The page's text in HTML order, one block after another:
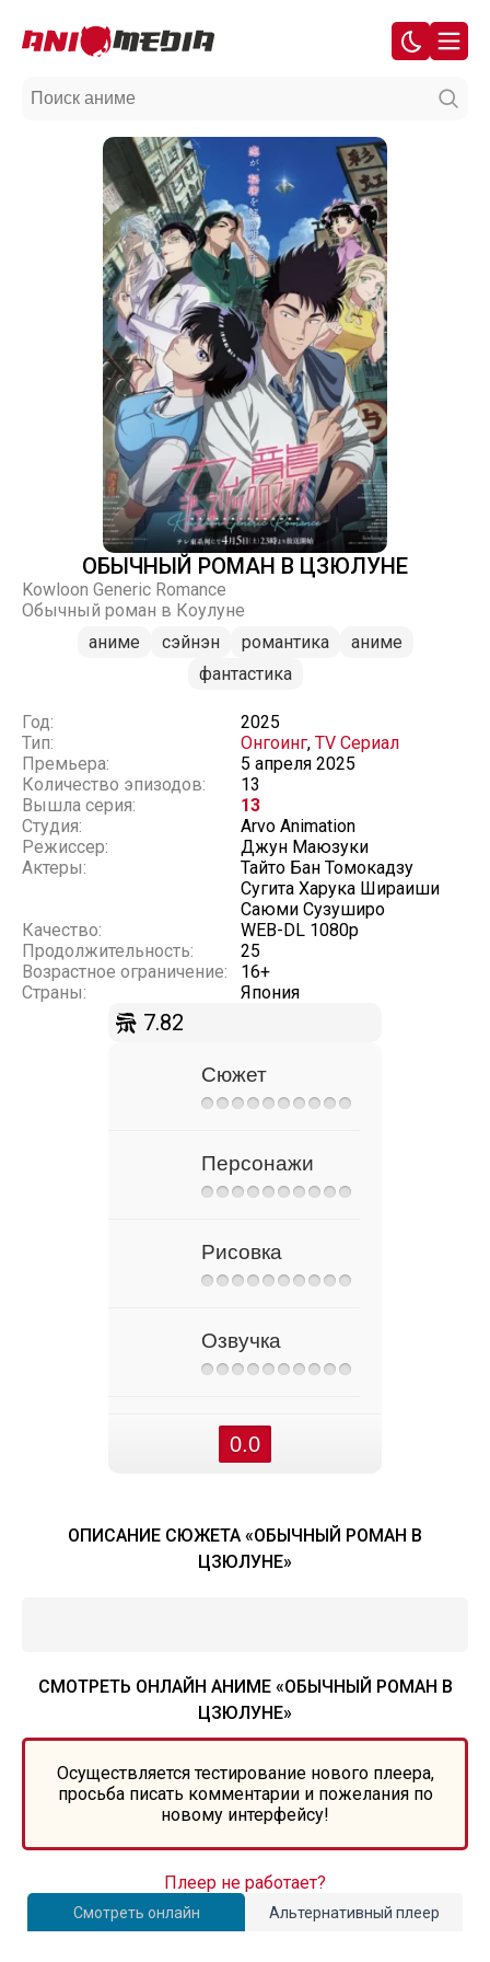
ОБЫЧНЫЙ РОМАН В ЦЗЮЛУНЕ
Kowloon Generic Romance
Обычный роман в Коулуне
аниме
сэйнэн романтика
аниме
фантастика
Год:
2025
Тип:
Онгоинг, TV Сериал
Премьера:
5 апреля 2025
Количество эпизодов:
13
Вышла серия:
13
Студия:
Arvo Animation
Режиссер:
Джун Маюзуки
Актеры:
Тайто Бан Томокадзу
Сугита Харука Шираиши
Саюми Сузуширо
Качество:
WEB-DL 1080p
Продолжительность:
25
Возрастное ограничение:
16+
Страны:
Япония
7.82
Сюжет
Персонажи
Рисовка
Озвучка
0.0
ОПИСАНИЕ СЮЖЕТА «ОБЫЧНЫЙ РОМАН В
ЦЗЮЛУНЕ»
СМОТРЕТЬ ОНЛАЙН АНИМЕ «ОБЫЧНЫЙ РОМАН В
ЦЗЮЛУНЕ»
Осуществляется тестирование нового плеера,
просьба писать комментарии и пожелания по
новому интерфейсу!
Смотреть онлайн Альтернативный плеер
Плеер не работает?